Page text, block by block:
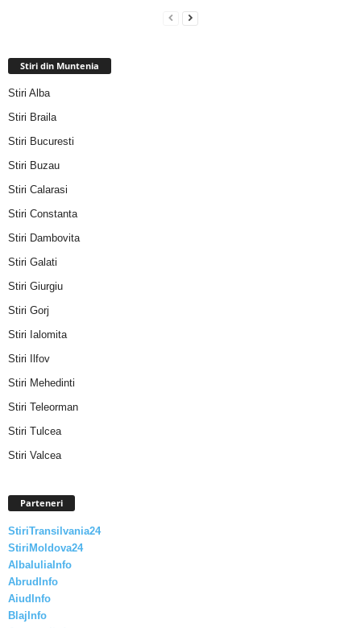
Stiri din Muntenia
Stiri Alba
Stiri Braila
Stiri Bucuresti
Stiri Buzau
Stiri Calarasi
Stiri Constanta
Stiri Dambovita
Stiri Galati
Stiri Giurgiu
Stiri Gorj
Stiri Ialomita
Stiri Ilfov
Stiri Mehedinti
Stiri Teleorman
Stiri Tulcea
Stiri Valcea
Parteneri
StiriTransilvania24
StiriMoldova24
AlbaIuliaInfo
AbrudInfo
AiudInfo
BlajInfo